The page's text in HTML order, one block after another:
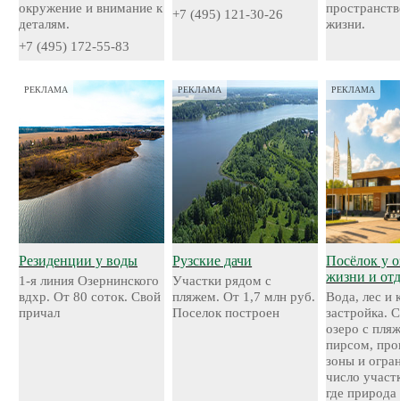
окружение и внимание к
деталям.
+7 (495) 172-55-83
+7 (495) 121-30-26
жизни.
РЕКЛАМА
Резиденции у воды
1-я линия Озернинского
вдхр. От 80 соток. Свой
причал
РЕКЛАМА
Рузские дачи
Участки рядом с
пляжем. От 1,7 млн руб.
Поселок построен
РЕКЛАМА
Посёлок у
жизни и
Вода, лес и
застройка.
озеро с
пирсом,
зоны и
число
где природа